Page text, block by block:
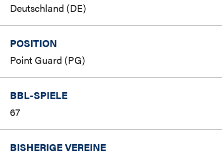
Deutschland (DE)
POSITION
Point Guard (PG)
BBL-SPIELE
67
BISHERIGE VEREINE